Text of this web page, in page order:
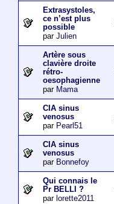
Extrasystoles,
ce n’est plus
possible
par Julien
Artère sous
clavière droite
rétro-
oesophagienne
par Mama
CIA sinus
venosus
par Pearl51
CIA sinus
venosus
par Bonnefoy
Qui connais le
Pr BELLI ?
par lorette2011